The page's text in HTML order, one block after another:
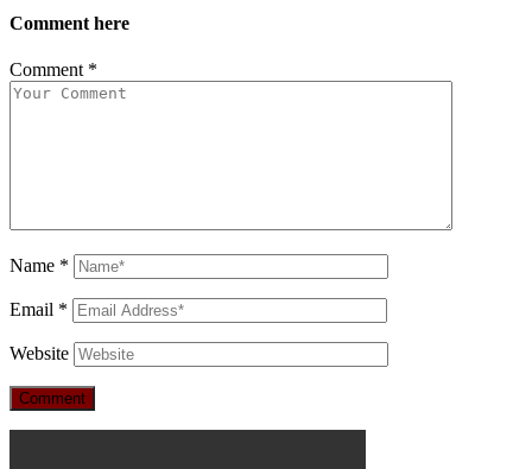
Comment here
Comment *
Name *
Email *
Website